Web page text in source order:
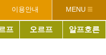
이용안내 MENU
프 오르프 알프호른